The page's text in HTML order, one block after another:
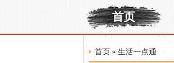
首页
首页 » 生活一点通